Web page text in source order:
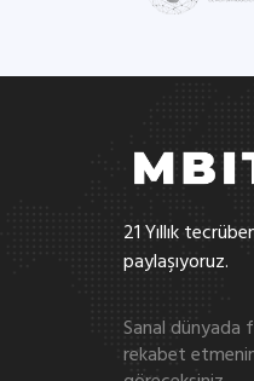
21 Yıllık
paylaşıyoruz.
Sanal dünyada
rekabet